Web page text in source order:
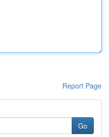
Report Page
Go